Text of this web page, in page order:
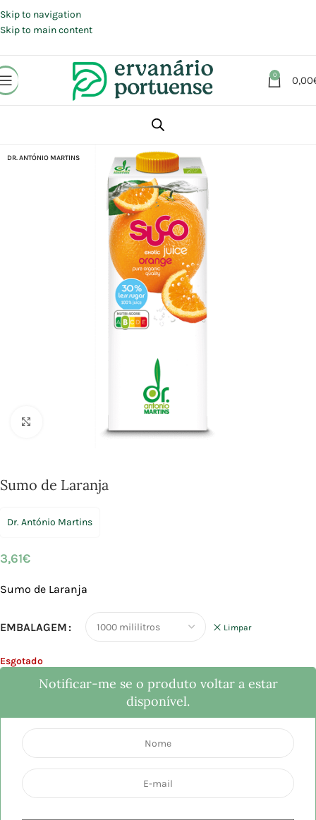
Skip to navigation
Skip to main content
0 0,00
Alimentação
DR. ANTÓNIO MARTINS
Sumo de Laranja
Dr. António Martins
3,61€
Sumo de Laranja
EMBALAGEM Limpar
Esgotado
Notificar-me se o produto voltar a estar
disponível.